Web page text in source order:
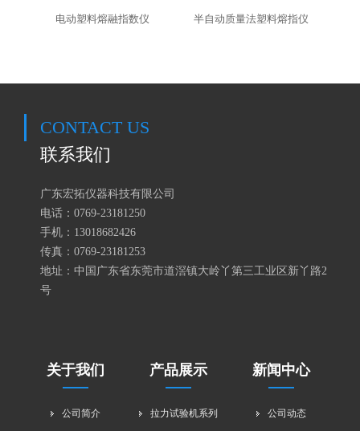
电动塑料熔融指数仪 半自动质量法塑料熔指仪
CONTACT US
联系我们
广东宏拓仪器科技有限公司
电话：0769-23181250
手机： 13018682426
传真：0769-23181253
地址：中国广东省东莞市道滘镇大岭丫第三工业区新丫路2
号
关于我们
公司简介
产品展示
拉力试验机系列
新闻中心
公司动态